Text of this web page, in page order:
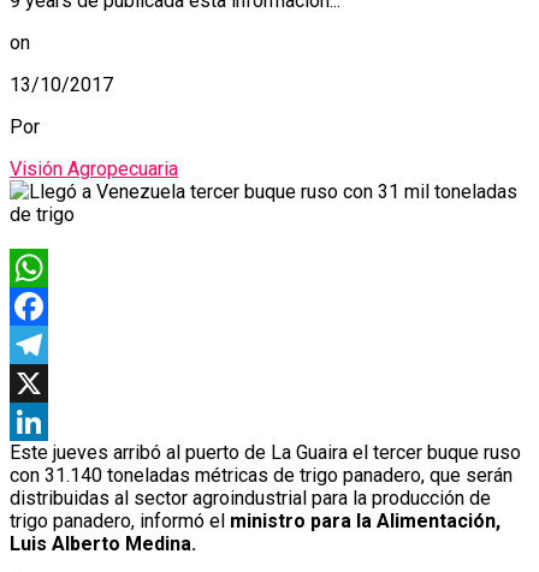
on
13/10/2017
Por
Visión Agropecuaria
WhatsApp
Facebook
Telegram
X
LinkedIn
Este jueves arribó al puerto de La Guaira el tercer buque ruso
con 31.140 toneladas métricas de trigo panadero, que serán
distribuidas al sector agroindustrial para la producción de
trigo panadero, informó el ministro para la Alimentación,
Luis Alberto Medina.